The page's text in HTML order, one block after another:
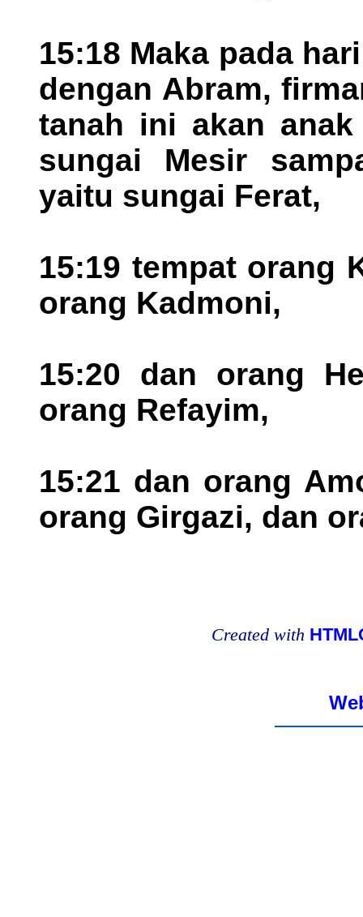
15:18 Maka pada
dengan Abram,
tanah ini akan
sungai Mesir
yaitu sungai Ferat,
15:19 tempat orang
orang Kadmoni,
15:20 dan orang
orang Refayim,
15:21 dan orang
orang Girgazi, dan
Created with